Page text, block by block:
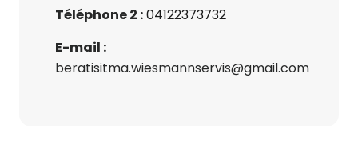
Téléphone 2 :04122373732
E-mail :
beratisitma.wiesmannservis@gmail.com